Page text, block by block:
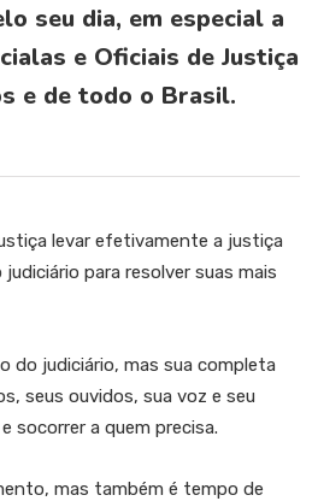
seu dia, em especial a
e Oficiais de Justiça
e de todo o Brasil.
levar efetivamente a justiça
para resolver suas mais
do judiciário, mas sua completa
seus ouvidos, sua voz e seu
socorrer a quem precisa.
mas também é tempo de